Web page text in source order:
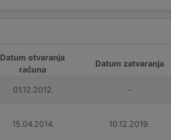
Datum otvaranja
računa
Datum zatvaranja
01.12.2012. -
15.04.2014. 10.12.2019.